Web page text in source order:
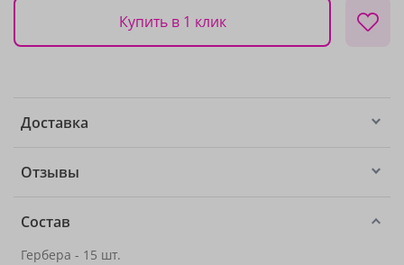
Купить в 1 клик
Доставка
Отзывы
Состав
Гербера - 15 шт.